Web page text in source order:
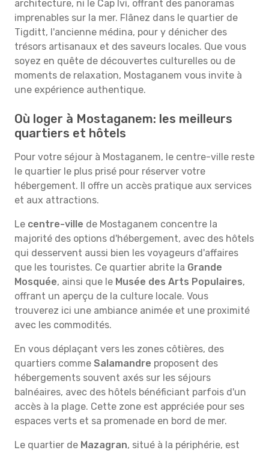
architecture, ni le Cap Ivi, offrant des panoramas
imprenables sur la mer. Flânez dans le quartier de
Tigditt, l'ancienne médina, pour y dénicher des
trésors artisanaux et des saveurs locales. Que vous
soyez en quête de découvertes culturelles ou de
moments de relaxation, Mostaganem vous invite à
une expérience authentique.
Où loger à Mostaganem: les meilleurs
quartiers et hôtels
Pour votre séjour à Mostaganem, le centre-ville reste
le quartier le plus prisé pour réserver votre
hébergement. Il offre un accès pratique aux services
et aux attractions.
Le centre-ville de Mostaganem concentre la
majorité des options d'hébergement, avec des hôtels
qui desservent aussi bien les voyageurs d'affaires
que les touristes. Ce quartier abrite la Grande
Mosquée, ainsi que le Musée des Arts Populaires,
offrant un aperçu de la culture locale. Vous
trouverez ici une ambiance animée et une proximité
avec les commodités.
En vous déplaçant vers les zones côtières, des
quartiers comme Salamandre proposent des
hébergements souvent axés sur les séjours
balnéaires, avec des hôtels bénéficiant parfois d'un
accès à la plage. Cette zone est appréciée pour ses
espaces verts et sa promenade en bord de mer.
Le quartier de Mazagran, situé à la périphérie, est